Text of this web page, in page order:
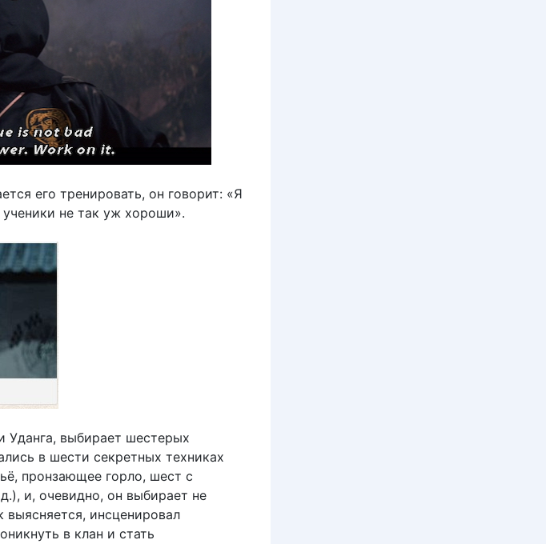
его тренировать, он говорит: «Я
не так уж хороши».
Уданга, выбирает шестерых
в шести секретных техниках
пронзающее горло, шест с
и, очевидно, он выбирает не
инсценировал
в клан и стать